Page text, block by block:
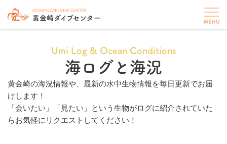
Umi Log & Ocean Conditions
海ログと海況
黄金崎の海況情報や、最新の水中生物情報を毎日更新でお届
けします！
「会いたい」「見たい」という生物がログに紹介されていた
らお気軽にリクエストしてください！